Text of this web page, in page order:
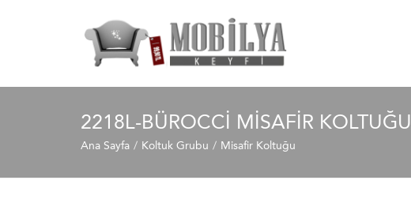
2218L-BÜROCCI MISAFIR KOLTUĞU
Ana Sayfa Koltuk Grubu Misafir Koltuğu